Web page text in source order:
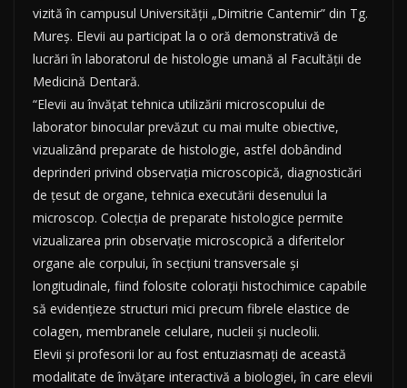
vizită în campusul Universităţii „Dimitrie Cantemir” din Tg.
Mureş. Elevii au participat la o oră demonstrativă de
lucrări în laboratorul de histologie umană al Facultăţii de
Medicină Dentară.
“Elevii au învăţat tehnica utilizării microscopului de
laborator binocular prevăzut cu mai multe obiective,
vizualizând preparate de histologie, astfel dobândind
deprinderi privind observaţia microscopică, diagnosticări
de ţesut de organe, tehnica executării desenului la
microscop. Colecţia de preparate histologice permite
vizualizarea prin observaţie microscopică a diferitelor
organe ale corpului, în secţiuni transversale şi
longitudinale, fiind folosite coloraţii histochimice capabile
să evidenţieze structuri mici precum fibrele elastice de
colagen, membranele celulare, nucleii şi nucleolii.
Elevii şi profesorii lor au fost entuziasmaţi de această
modalitate de învăţare interactivă a biologiei, în care elevii